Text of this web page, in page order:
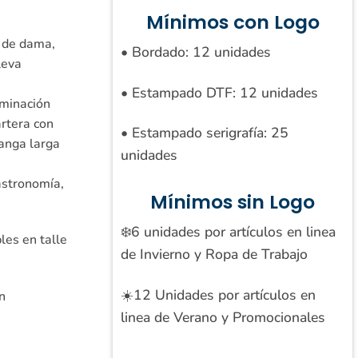
dama,
con
larga
en talle
Mínimos con Logo
• Bordado: 12 unidades
• Estampado DTF: 12 unidades
• Estampado serigrafía: 25
unidades
Mínimos sin Logo
❄️6 unidades por artículos en linea
de Invierno y Ropa de Trabajo
☀️12 Unidades por artículos en
linea de Verano y Promocionales